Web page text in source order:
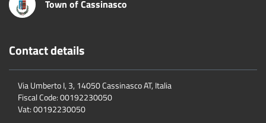
Town of Cassinasco
Contact details
Via Umberto I, 3, 14050 Cassinasco AT, Italia
Fiscal Code:00192230050
Vat:00192230050